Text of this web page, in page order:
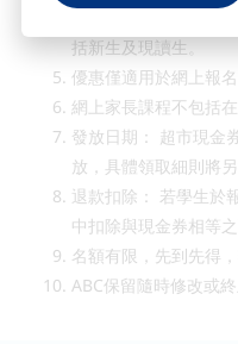
括新生及現讀生。
優惠僅適用於網上報
網上家長課程不包括在
發放日期： 超市現金
放，具體領取細則將另
退款扣除： 若學生於
中扣除與現金券相等
名額有限，先到先得，
ABC保留隨時修改或